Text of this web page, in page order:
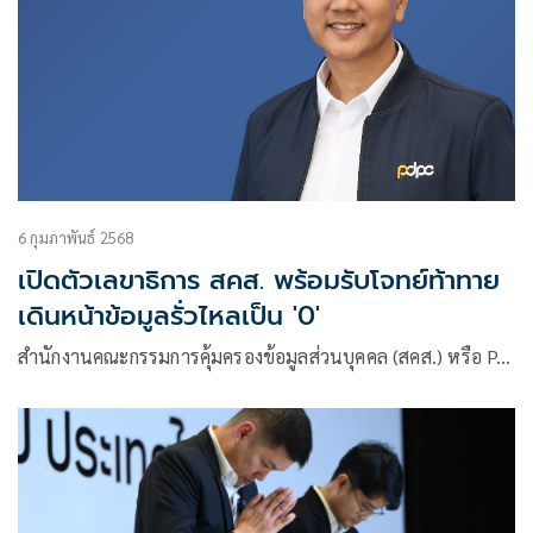
6 กุมภาพันธ์ 2568
เปิดตัวเลขาธิการ สคส. พร้อมรับโจทย์ท้าทาย
เดินหน้าข้อมูลรั่วไหลเป็น '0'
สำนักงานคณะกรรมการคุ้มครองข้อมูลส่วนบุคคล (สคส.) หรือ P…